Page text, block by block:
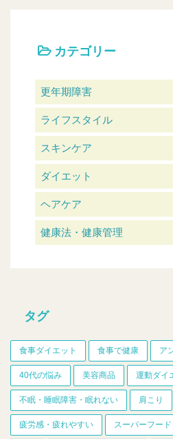
カテゴリー
更年期障害
ライフスタイル
スキンケア
ダイエット
ヘアケア
健康法・健康管理
タグ
食事ダイエット 食事で健康 ア
40代の悩み 美容商品 運動ダイ
不眠・睡眠障害・眠れない 肩こり
疲労感・疲れやすい スーパーフード